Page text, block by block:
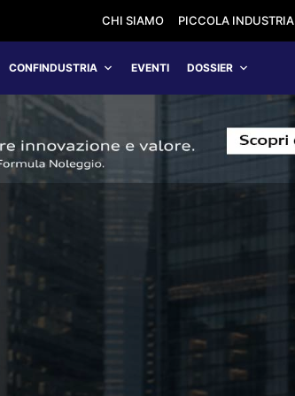
CHI SIAMO PICCOLA INDUSTRIA
CONFINDUSTRIA EVENTI DOSSIER